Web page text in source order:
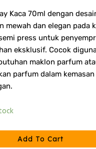
Kaca 70ml dengan
mewah dan elegan pada
press untuk
eksklusif. Cocok
maklon parfum
parfum dalam
Add To Cart